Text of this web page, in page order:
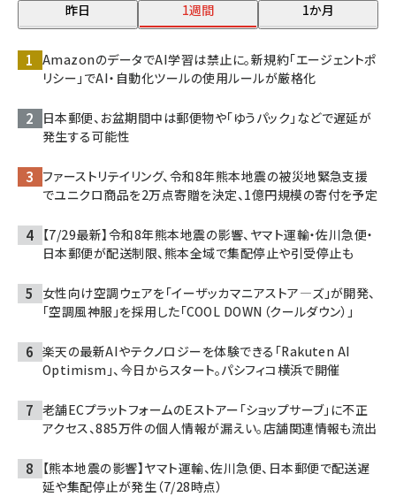
昨日 1週間 1か月
AmazonのデータでAI学習は禁止に。新規約「エージェントポ
リシー」でAI・自動化ツールの使用ルールが厳格化
日本郵便、お盆期間中は郵便物や「ゆうパック」などで遅延が
発生する可能性
ファーストリテイリング、令和8年熊本地震の被災地緊急支援
でユニクロ商品を2万点寄贈を決定、1億円規模の寄付を予定
【7/29最新】令和8年熊本地震の影響、ヤマト運輸・佐川急便・
日本郵便が配送制限、熊本全域で集配停止や引受停止も
女性向け空調ウェアを「イーザッカマニアストア―ズ」が開発、
「空調風神服」を採用した「COOL DOWN（クールダウン）」
楽天の最新AIやテクノロジーを体験できる「Rakuten AI
Optimism」、今日からスタート。パシフィコ横浜で開催
老舗ECプラットフォームのEストアー「ショップサーブ」に不正
アクセス、885万件の個人情報が漏えい。店舗関連情報も流出
【熊本地震の影響】ヤマト運輸、佐川急便、日本郵便で配送遅
延や集配停止が発生（7/28時点）